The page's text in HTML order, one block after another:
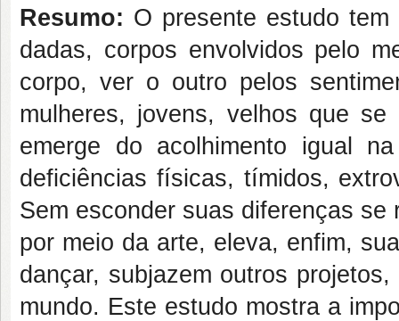
Resumo: O presente estudo
dadas, corpos envolvidos pelo
corpo, ver o outro pelos
mulheres, jovens, velhos que
emerge do acolhimento igual
deficiências físicas, tímidos,
Sem esconder suas diferenças
por meio da arte, eleva, enfim,
dançar, subjazem outros
mundo. Este estudo mostra a